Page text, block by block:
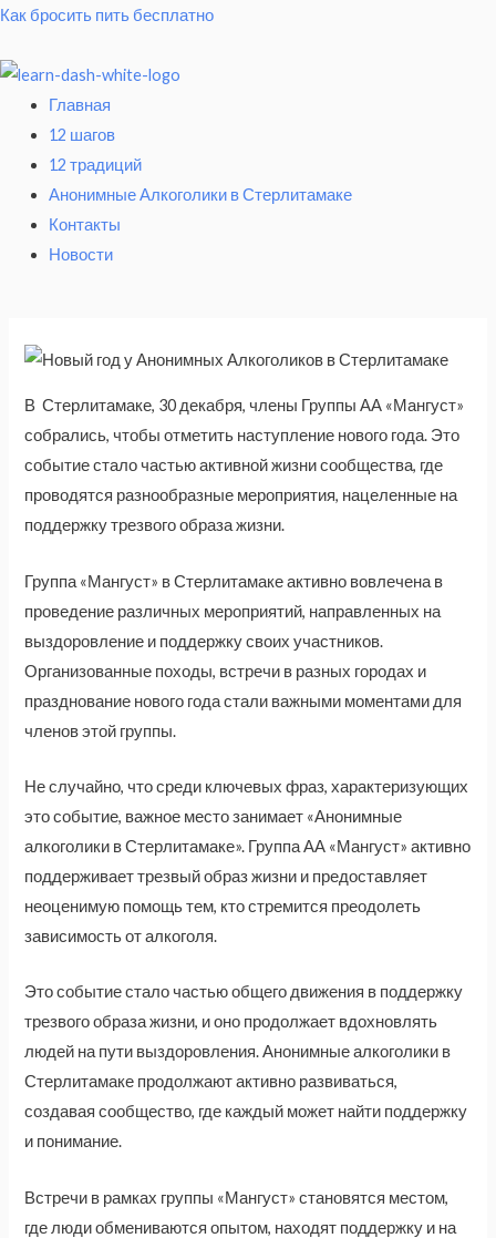
Как бросить пить бесплатно
Главная
12 шагов
12 традиций
Анонимные Алкоголики в Стерлитамаке
Контакты
Новости
В Стерлитамаке, 30 декабря, члены Группы АА «Мангуст»
собрались, чтобы отметить наступление нового года. Это
событие стало частью активной жизни сообщества, где
проводятся разнообразные мероприятия, нацеленные на
поддержку трезвого образа жизни.
Группа «Мангуст» в Стерлитамаке активно вовлечена в
проведение различных мероприятий, направленных на
выздоровление и поддержку своих участников.
Организованные походы, встречи в разных городах и
празднование нового года стали важными моментами для
членов этой группы.
Не случайно, что среди ключевых фраз, характеризующих
это событие, важное место занимает «Анонимные
алкоголики в Стерлитамаке». Группа АА «Мангуст» активно
поддерживает трезвый образ жизни и предоставляет
неоценимую помощь тем, кто стремится преодолеть
зависимость от алкоголя.
Это событие стало частью общего движения в поддержку
трезвого образа жизни, и оно продолжает вдохновлять
людей на пути выздоровления. Анонимные алкоголики в
Стерлитамаке продолжают активно развиваться,
создавая сообщество, где каждый может найти поддержку
и понимание.
Встречи в рамках группы «Мангуст» становятся местом,
где люди обмениваются опытом, находят поддержку и на